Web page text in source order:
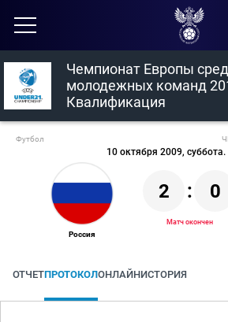
Чемпионат Европы
молодежных команд
Квалификация
Футбол
10 октября 2009,
Россия
2 : 0
Матч окончен
ОТЧЕТПРОТОКОЛОНЛАЙНИСТОРИЯ